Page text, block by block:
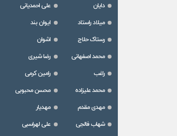
دایان
علی احمدیانی
میلاد راستاد
ایوان بند
رستاک حلاج
اشوان
محمد اصفهانی
رضا شیری
راغب
رامین کرمی
محمد علیزاده
محسن محبوبی
مهدی مقدم
مهدیار
شهاب فالجی
علی لهراسبی